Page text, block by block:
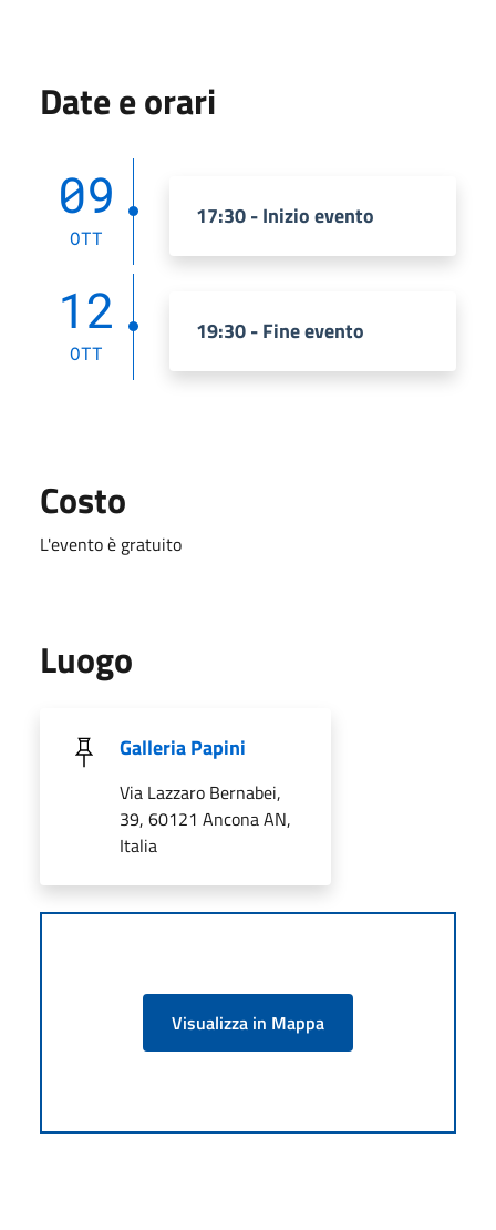
Date e orari
09
OTT
17:30 - Inizio evento
12
OTT
19:30 - Fine evento
Costo
L'evento è gratuito
Luogo
Galleria Papini
Via Lazzaro Bernabei,
39, 60121 Ancona AN,
Italia
Visualizza in Mappa